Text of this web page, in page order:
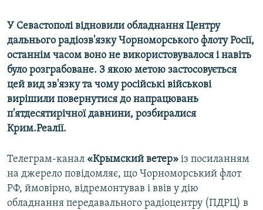
У Севастополі відновили обладнання Центру
дальнього радіозв'язку Чорноморського флоту Росії,
останнім часом воно не використовувалося і навіть
було розграбоване. З якою метою застосовується
цей вид зв'язку та чому російські військові
вирішили повернутися до напрацювань
п'ятдесятирічної давнини, розбиралися
Крим.Реалії.
Телеграм-канал «Крымский ветер» із посиланням
на джерело повідомляє, що Чорноморський флот
РФ, ймовірно, відремонтував і ввів у дію
обладнання передавального радіоцентру (ПДРЦ) в